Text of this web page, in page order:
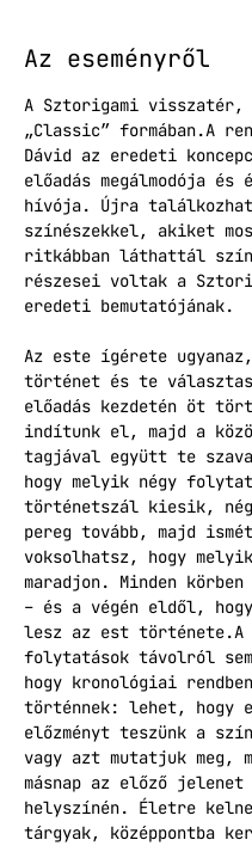
Az eseményről
A Sztorigami
„Classic” formában.A
Dávid az eredeti
előadás megálmodója és
hívója. Újra
színészekkel, akiket
ritkábban láthattál
részesei voltak a
eredeti bemutatójának.
Az este ígérete
történet és te
előadás kezdetén öt
indítunk el, majd a
tagjával együtt te
hogy melyik négy
történetszál kiesik,
pereg tovább, majd ismét
voksolhatsz, hogy
maradjon. Minden
– és a végén eldől,
lesz az est története.A
folytatások távolról
hogy kronológiai rendben
történnek: lehet, hogy
előzményt teszünk a
vagy azt mutatjuk meg,
másnap az előző jelenet
helyszínén. Életre
tárgyak, középpontba